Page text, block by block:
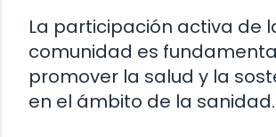
La participación activa de
comunidad es
promover la salud y la
en el ámbito de la sanidad.